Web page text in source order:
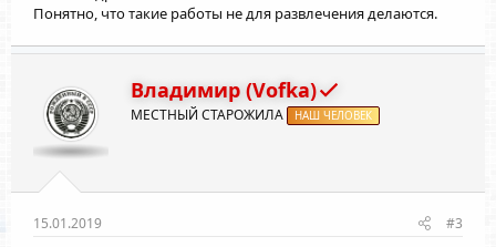
Понятно, что такие работы не для развлечения делаются.
Владимир (Vofka)
МЕСТНЫЙ СТАРОЖИЛА НАШ ЧЕЛОВЕК
15.01.2019 #3